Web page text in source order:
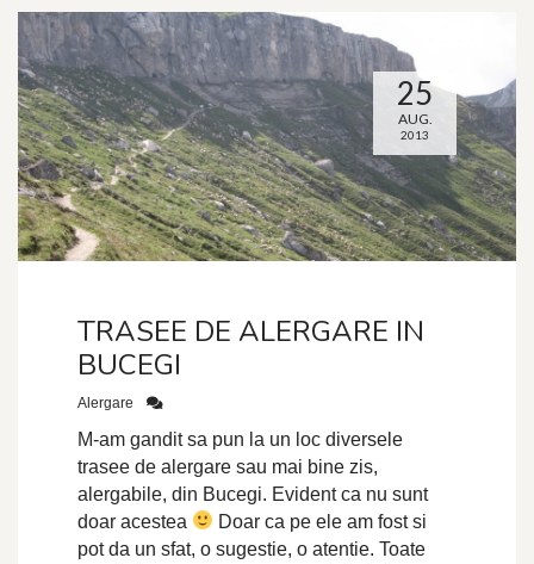
25
AUG.
2013
TRASEE DE ALERGARE IN
BUCEGI
Alergare
M-am gandit sa pun la un loc diversele
trasee de alergare sau mai bine zis,
alergabile, din Bucegi. Evident ca nu sunt
doar acestea
Doar ca pe ele am fost si
pot da un sfat, o sugestie, o atentie. Toate